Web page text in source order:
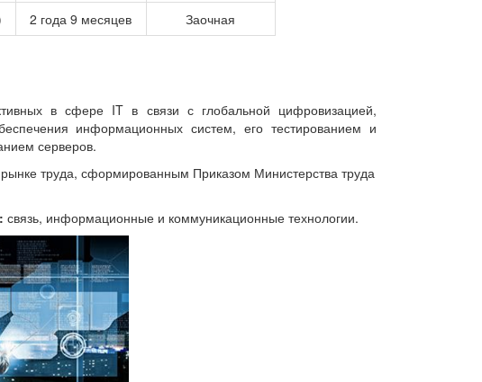
2 года 9 месяцев Заочная
в сфере IT в связи с глобальной цифровизацией,
информационных систем, его тестированием и
серверов.
труда, сформированным Приказом Министерства труда
связь, информационные и коммуникационные технологии.